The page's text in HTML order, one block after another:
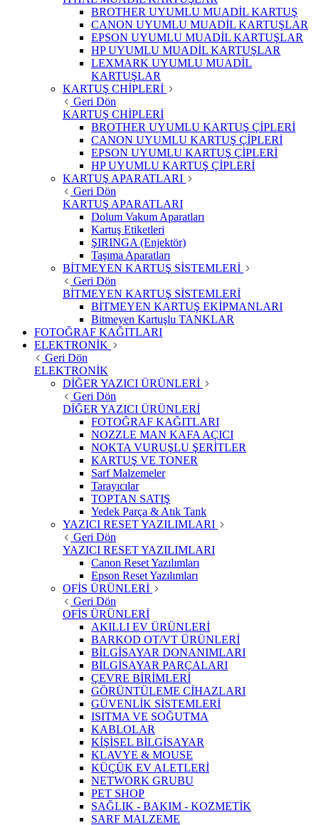
BROTHER UYUMLU MUADİL KARTUŞ
CANON UYUMLU MUADİL KARTUŞLAR
EPSON UYUMLU MUADİL KARTUŞLAR
HP UYUMLU MUADİL KARTUŞLAR
LEXMARK UYUMLU MUADİL
KARTUŞLAR
KARTUŞ CHİPLERİ
Geri Dön
KARTUŞ CHİPLERİ
BROTHER UYUMLU KARTUŞ ÇİPLERİ
CANON UYUMLU KARTUŞ ÇİPLERİ
EPSON UYUMLU KARTUŞ ÇİPLERİ
HP UYUMLU KARTUŞ ÇİPLERİ
KARTUŞ APARATLARI
Geri Dön
KARTUŞ APARATLARI
Dolum Vakum Aparatları
Kartuş Etiketleri
ŞIRINGA (Enjektör)
Taşıma Aparatları
BİTMEYEN KARTUŞ SİSTEMLERİ
Geri Dön
BİTMEYEN KARTUŞ SİSTEMLERİ
BİTMEYEN KARTUŞ EKİPMANLARI
Bitmeyen Kartuşlu TANKLAR
FOTOĞRAF KAĞITLARI
ELEKTRONİK
Geri Dön
ELEKTRONİK
DİĞER YAZICI ÜRÜNLERİ
Geri Dön
DİĞER YAZICI ÜRÜNLERİ
FOTOĞRAF KAĞITLARI
NOZZLE MAN KAFA AÇICI
NOKTA VURUŞLU ŞERİTLER
KARTUŞ VE TONER
Sarf Malzemeler
Tarayıcılar
TOPTAN SATIŞ
Yedek Parça & Atık Tank
YAZICI RESET YAZILIMLARI
Geri Dön
YAZICI RESET YAZILIMLARI
Canon Reset Yazılımları
Epson Reset Yazılımları
OFİS ÜRÜNLERİ
Geri Dön
OFİS ÜRÜNLERİ
AKILLI EV ÜRÜNLERİ
BARKOD OT/VT ÜRÜNLERİ
BİLGİSAYAR DONANIMLARI
BİLGİSAYAR PARÇALARI
ÇEVRE BİRİMLERİ
GÖRÜNTÜLEME CİHAZLARI
GÜVENLİK SİSTEMLERİ
ISITMA VE SOĞUTMA
KABLOLAR
KİŞİSEL BİLGİSAYAR
KLAVYE & MOUSE
KÜÇÜK EV ALETLERİ
NETWORK GRUBU
PET SHOP
SAĞLIK - BAKIM - KOZMETİK
SARF MALZEME